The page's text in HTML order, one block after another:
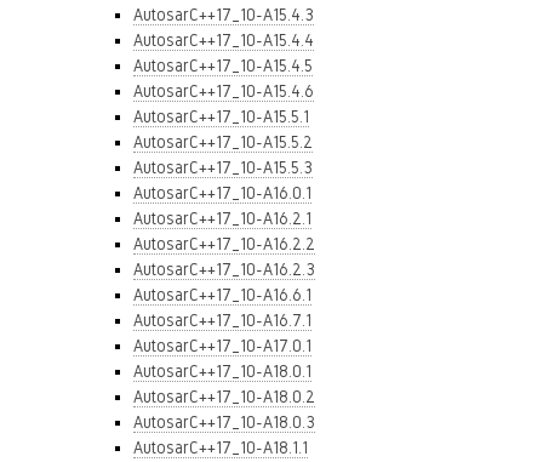
AutosarC++17_10-A15.4.3
AutosarC++17_10-A15.4.4
AutosarC++17_10-A15.4.5
AutosarC++17_10-A15.4.6
AutosarC++17_10-A15.5.1
AutosarC++17_10-A15.5.2
AutosarC++17_10-A15.5.3
AutosarC++17_10-A16.0.1
AutosarC++17_10-A16.2.1
AutosarC++17_10-A16.2.2
AutosarC++17_10-A16.2.3
AutosarC++17_10-A16.6.1
AutosarC++17_10-A16.7.1
AutosarC++17_10-A17.0.1
AutosarC++17_10-A18.0.1
AutosarC++17_10-A18.0.2
AutosarC++17_10-A18.0.3
AutosarC++17_10-A18.1.1